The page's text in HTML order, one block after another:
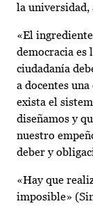
la universidad,
«El
democracia es
ciudadanía
a docentes
exista el
diseñamos y
nuestro
deber y
«Hay que
imposible»